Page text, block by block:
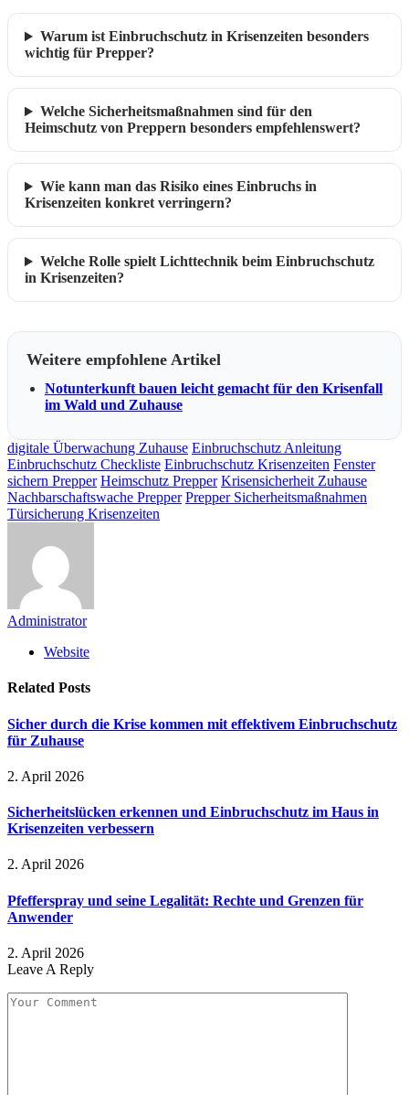
Warum ist Einbruchschutz in Krisenzeiten besonders
wichtig für Prepper?
Welche Sicherheitsmaßnahmen sind für den
Heimschutz von Preppern besonders empfehlenswert?
Wie kann man das Risiko eines Einbruchs in
Krisenzeiten konkret verringern?
Welche Rolle spielt Lichttechnik beim Einbruchschutz
in Krisenzeiten?
Weitere empfohlene Artikel
Notunterkunft bauen leicht gemacht für den Krisenfall
im Wald und Zuhause
digitale Überwachung Zuhause Einbruchschutz Anleitung
Einbruchschutz Checkliste Einbruchschutz Krisenzeiten Fenster
sichern Prepper Heimschutz Prepper Krisensicherheit Zuhause
Nachbarschaftswache Prepper Prepper Sicherheitsmaßnahmen
Türsicherung Krisenzeiten
Administrator
Website
Related Posts
Sicher durch die Krise kommen mit effektivem Einbruchschutz
für Zuhause
2. April 2026
Sicherheitslücken erkennen und Einbruchschutz im Haus in
Krisenzeiten verbessern
2. April 2026
Pfefferspray und seine Legalität: Rechte und Grenzen für
Anwender
2. April 2026
Leave A Reply